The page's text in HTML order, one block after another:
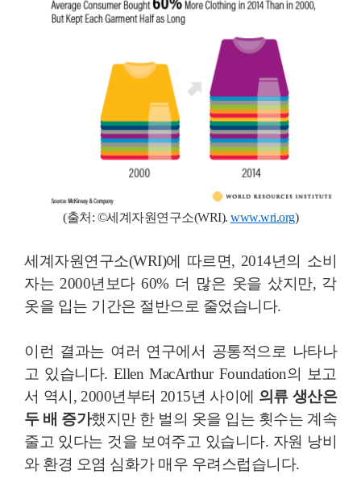
(출처: ©세계자원연구소(WRI). www.wri.org)
세계자원연구소(WRI)에 따르면, 2014년의 소비
자는 2000년보다 60% 더 많은 옷을 샀지만, 각
옷을 입는 기간은 절반으로 줄었습니다.
이런 결과는 여러 연구에서 공통적으로 나타나
고 있습니다. Ellen MacArthur Foundation의 보고
서 역시, 2000년부터 2015년 사이에 의류 생산은
두 배 증가했지만 한 벌의 옷을 입는 횟수는 계속
줄고 있다는 것을 보여주고 있습니다. 자원 낭비
와 환경 오염 심화가 매우 우려스럽습니다.